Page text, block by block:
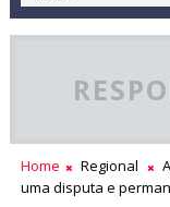
Home Regional
uma disputa e